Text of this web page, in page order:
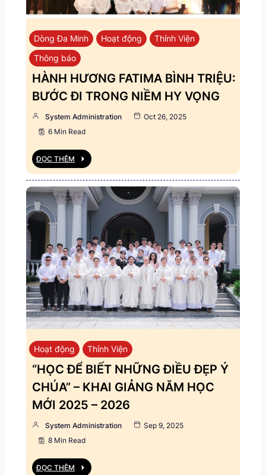
Dòng Đa Minh Hoạt động
Thỉnh Viện
Thông báo
HÀNH HƯƠNG FATIMA BÌNH TRIỆU:
BƯỚC ĐI TRONG NIỀM HY VỌNG
System Administration
Oct 26, 2025
6 Min Read
ĐỌC THÊM
Hoạt động Thỉnh Viện
“HỌC ĐỂ BIẾT NHỮNG ĐIỀU ĐẸP Ý
CHÚA” – KHAI GIẢNG NĂM HỌC
MỚI 2025 – 2026
System Administration
Sep 9, 2025
8 Min Read
ĐỌC THÊM